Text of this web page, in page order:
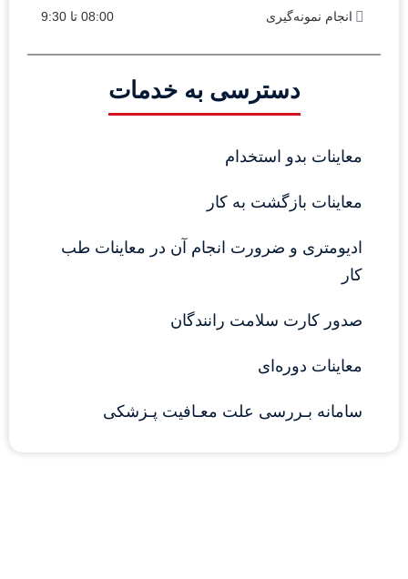
انجام نمونه‌گیری 08:00 تا 9:30
دسترسی به خدمات
معاینات بدو استخدام
معاینات بازگشت به کار
ادیومتری و ضرورت انجام آن در معاینات طب
کار
صدور کارت سلامت رانندگان
معاینات دوره‌ای
سامانه بـررسی علت معـافیت پـزشکی